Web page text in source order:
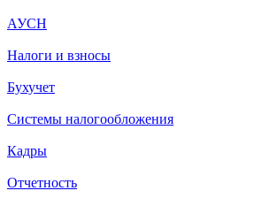
АУСН
Налоги и взносы
Бухучет
Системы налогообложения
Кадры
Отчетность